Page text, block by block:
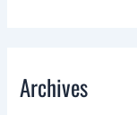
Archives